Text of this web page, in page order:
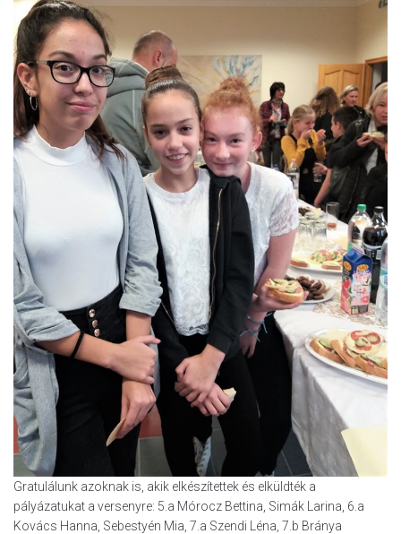
Gratulálunk azoknak is, akik elkészítettek és elküldték a
pályázatukat a versenyre: 5.a Mórocz Bettina, Simák Larina, 6.a
Kovács Hanna, Sebestyén Mia, 7.a Szendi Léna, 7.b Bránya